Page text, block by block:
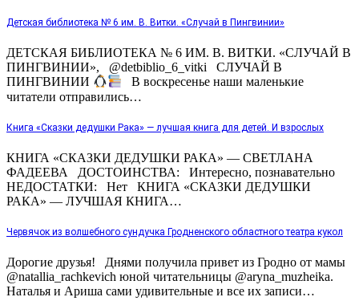
Детская библиотека № 6 им. В. Витки. «Случай в Пингвинии»
ДЕТСКАЯ БИБЛИОТЕКА № 6 ИМ. В. ВИТКИ. «СЛУЧАЙ В
ПИНГВИНИИ», @detbiblio_6_vitki СЛУЧАЙ В
ПИНГВИНИИ
В воскресенье наши маленькие
читатели отправились…
Книга «Сказки дедушки Рака» — лучшая книга для детей. И взрослых
КНИГА «СКАЗКИ ДЕДУШКИ РАКА» — СВЕТЛАНА
ФАДЕЕВА ДОСТОИНСТВА: Интересно, познавательно
НЕДОСТАТКИ: Нет КНИГА «СКАЗКИ ДЕДУШКИ
РАКА» — ЛУЧШАЯ КНИГА…
Червячок из волшебного сундучка Гродненского областного театра кукол
Дорогие друзья! Днями получила привет из Гродно от мамы
@natallia_rachkevich юной читательницы @aryna_muzheika.
Наталья и Ариша сами удивительные и все их записи…